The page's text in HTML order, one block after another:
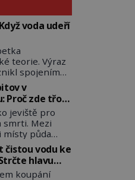
voda udeří
teorie. Výraz
spojením
slov tsu
(vlna).
dlouhou vlnu,
moři
délka
kilometrů,
volném moři
1,5 metru.
v
Proč zde třou
bídu s
jeviště pro
smrti. Mezi
půda
slzami, smutek
lidské
ale výjimky,
plačky
čistou vodu ke
hlavu
koupání